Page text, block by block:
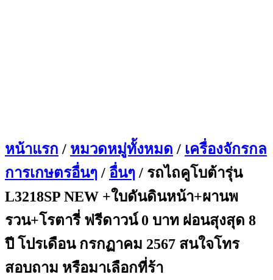
หน้าแรก / หมวดหมู่ทั้งหมด / เครื่องจักรกล
การเกษตรอื่นๆ / อื่นๆ / รถไถคูโบต้ารุ่น
L3218SP NEW +ใบดันดินหน้า+ผานพ
รวน+โรตารี่ ฟรีดาวน์ 0 บาท ผ่อนสุงสุด 8
ปี โปรเดือน กรกฏาคม 2567 สนใจโทร
สอบถาม หรือมาเลือกที่ร้า